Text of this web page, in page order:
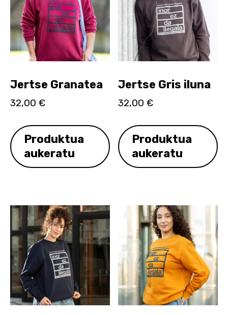
Jertse Granatea
32,00 €
Produktua
aukeratu
Jertse Gris iluna
32,00€
Produktua
aukeratu